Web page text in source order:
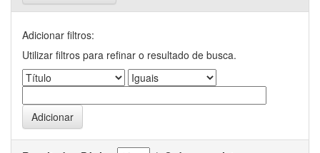
Adicionar filtros:
Utilizar filtros para refinar o resultado de busca.